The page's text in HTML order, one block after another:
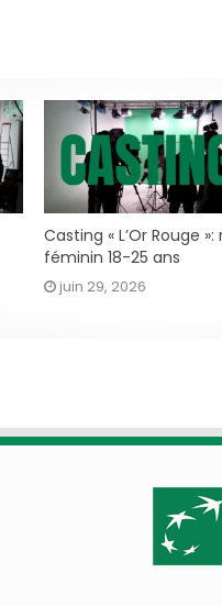
Casting « L’Or Rouge »:
féminin 18-25 ans
juin 29, 2026